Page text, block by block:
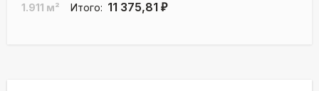
1.911 м² Итого: 11 375,81 ₽